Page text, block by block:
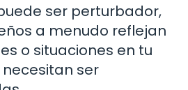
ser perturbador,
a menudo reflejan
o situaciones en tu
ser